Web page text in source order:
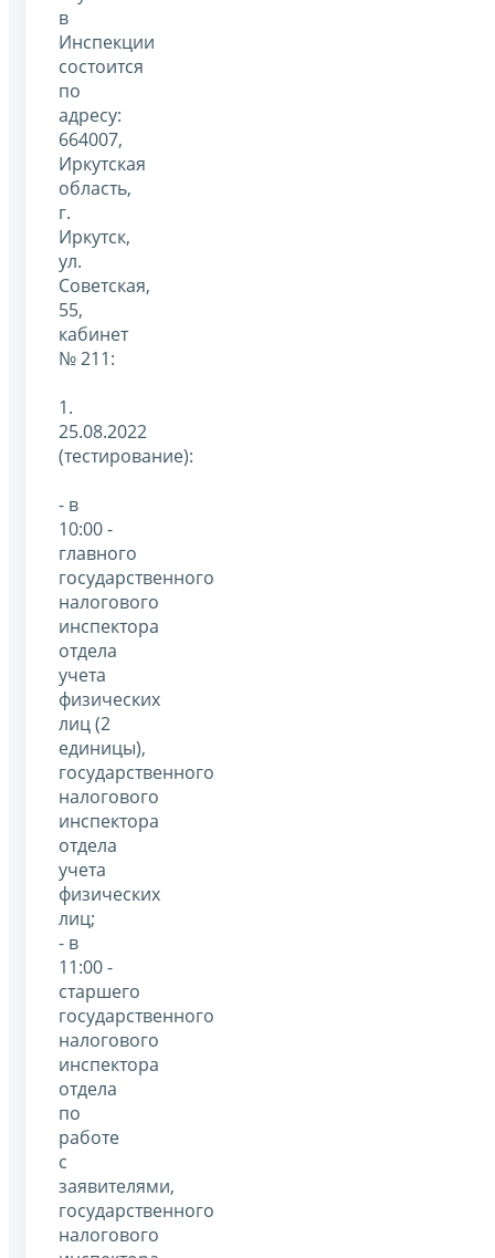
в
Инспекции
состоится
по
адресу:
664007,
Иркутская
область,
г.
Иркутск,
ул.
Советская,
55,
кабинет
№ 211:
1.
25.08.2022
(тестирование):
- в
10:00 -
главного
государственного
налогового
инспектора
отдела
учета
физических
лиц (2
единицы),
государственного
налогового
инспектора
отдела
учета
физических
лиц;
- в
11:00 -
старшего
государственного
налогового
инспектора
отдела
по
работе
с
заявителями,
государственного
налогового